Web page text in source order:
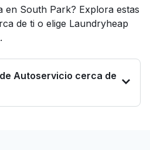
en South Park? Explora estas
de ti o elige Laundryheap
Autoservicio cerca de